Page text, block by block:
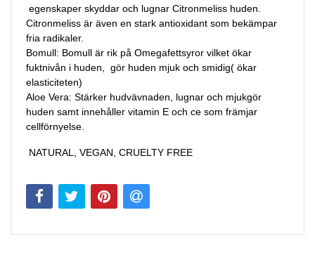
egenskaper skyddar och lugnar Citronmeliss huden.
Citronmeliss är även en stark antioxidant som bekämpar
fria radikaler.
Bomull: Bomull är rik på Omegafettsyror vilket ökar
fuktnivån i huden, gör huden mjuk och smidig( ökar
elasticiteten)
Aloe Vera: Stärker hudvävnaden, lugnar och mjukgör
huden samt innehåller vitamin E och ce som främjar
cellförnyelse.
NATURAL, VEGAN, CRUELTY FREE